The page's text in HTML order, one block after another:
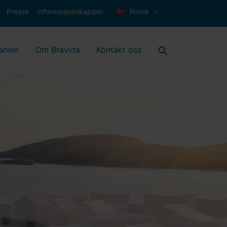
Presse Informasjonskapsler Norsk
Om Bravida Kontakt oss